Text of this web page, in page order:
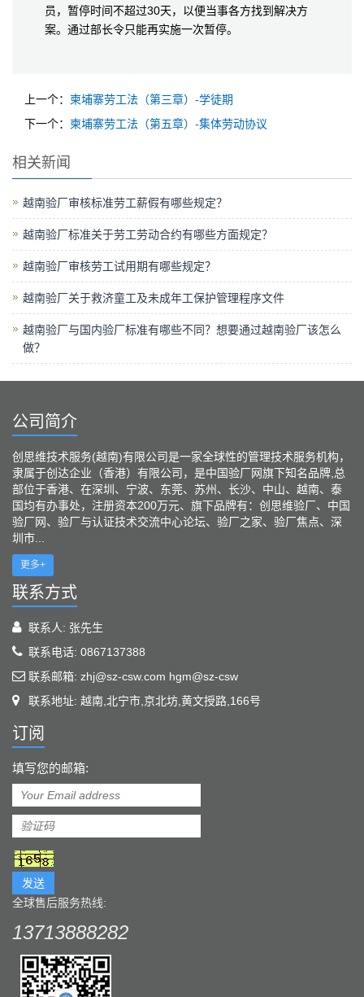
员，暂停时间不超过30天，以便当事各方找到解决方
案。通过部长令只能再实施一次暂停。
上一个： 柬埔寨劳工法（第三章）-学徒期
下一个： 柬埔寨劳工法（第五章）-集体劳动协议
相关新闻
越南验厂审核标准劳工薪假有哪些规定？
越南验厂标准关于劳工劳动合约有哪些方面规定？
越南验厂审核劳工试用期有哪些规定？
越南验厂关于救济童工及未成年工保护管理程序文件
越南验厂与国内验厂标准有哪些不同？想要通过越南验厂该怎么
做？
公司简介
创思维技术服务(越南)有限公司是一家全球性的管理技术服务机构，
隶属于创达企业（香港）有限公司，是中国验厂网旗下知名品牌,总
部位于香港、在深圳、宁波、东莞、苏州、长沙、中山、越南、泰
国均有办事处，注册资本200万元、旗下品牌有：创思维验厂、中国
验厂网、验厂与认证技术交流中心论坛、验厂之家、验厂焦点、深
圳市...
更多+
联系方式
联系人: 张先生
联系电话: 0867137388
联系邮箱: zhj@sz-csw.com hgm@sz-csw
联系地址: 越南,北宁市,京北坊,黄文授路,166号
订阅
填写您的邮箱:
发送
全球售后服务热线:
13713888282